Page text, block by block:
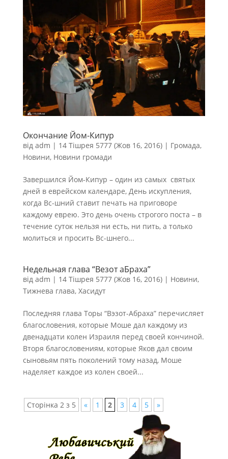
Окончание Йом-Кипур
від adm | 14 Тішрея 5777 (Жов 16, 2016)| Громада,
Новини, Новини громади
Завершился Йом-Кипур – один из самых святых
дней в еврейском календаре, День искупления,
когда Вс-шний ставит печать на приговоре
каждому еврею. Это день очень строгого поста – в
течение суток нельзя ни есть, ни пить, а только
молиться и просить Вс-шнего...
Недельная глава “Везот аБраха”
від adm | 14 Тішрея 5777 (Жов 16, 2016)| Новини,
Тижнева глава, Хасидут
Последняя глава Торы “Вэзот-Абраха” перечисляет
благословения, которые Моше дал каждому из
двенадцати колен Израиля перед своей кончиной.
Вторя благословениям, которые Яков дал своим
сыновьям пять поколений тому назад, Моше
наделяет каждое из колен своей...
Сторінка 2 з 5 « 1 2 3 4 5 »